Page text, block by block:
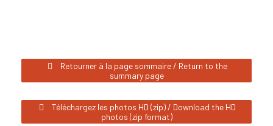
Retourner à la page sommaire / Return to the
summary page
Téléchargez les photos HD (zip) / Download the HD
photos (zip format)